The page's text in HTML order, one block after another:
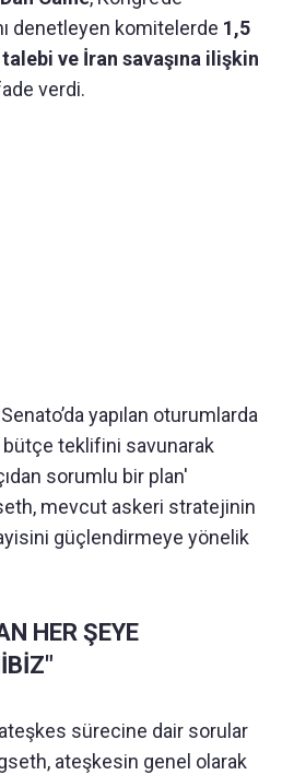
denetleyen komitelerde 1,5
ve İran savaşına ilişkin
verdi.
yapılan oturumlarda
bütçe teklifini savunarak
sorumlu bir plan'
mevcut askeri stratejinin
güçlendirmeye yönelik
HER ŞEYE
sürecine dair sorular
ateşkesin genel olarak